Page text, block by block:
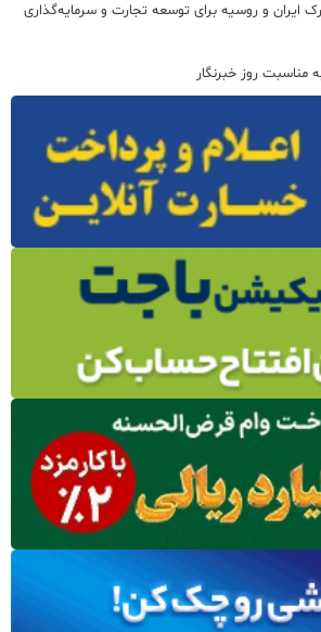
ایران و روسیه برای توسعه تجارت و سرمایه‌گذاری
مناسبت روز خبرنگار